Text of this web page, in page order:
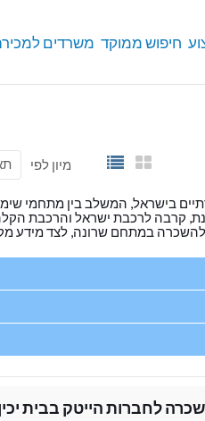
חיפוש ממוקד משרדים
מיון לפי
בישראל, המשלב בין מתחמי
קרבה לרכבת ישראל והרכבת
במתחם שרונה, לצד מידע
לחברות הייטק בבית